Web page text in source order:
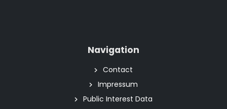
Navigation
Contact
Impressum
Public Interest Data